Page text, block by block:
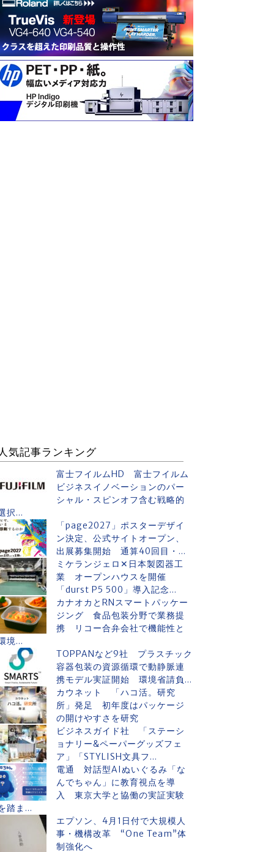
気記事ランキング
富士フイルムHD 富士フイルム
ビジネスイノベーションのパー
シャル・スピンオフ含む戦略的
択...
「page2027」ポスターデザイ
ン決定、公式サイトオープン、
出展募集開始 通算40回目・...
ミケランジェロ✕日本製図器工
業 オープンハウスを開催
「durst P5 500」導入記念...
カナオカとRNスマートパッケー
ジング 食品包装分野で業務提
携 リコー合弁会社で機能性と
境...
TOPPANなど9社 プラスチック
容器包装の資源循環で動静脈連
携モデル実証開始 環境省請負...
カウネット 「ハコ活。研究
所」発足 初年度はパッケージ
の開けやすさを研究
ビジネスガイド社 「ステーシ
ョナリー&ペーパーグッズフェ
ア」「STYLISH文具フ...
電通 対話型AIぬいぐるみ「な
んでちゃん」に教育視点を導
入 東京大学と協働の実証実験
踏ま...
エプソン、4月1日付で大規模人
事・機構改革 “One Team”体
制強化へ